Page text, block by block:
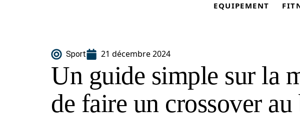
EQUIPEMENT
Sport 21 décembre 2024
Un guide simple sur la
de faire un crossover au